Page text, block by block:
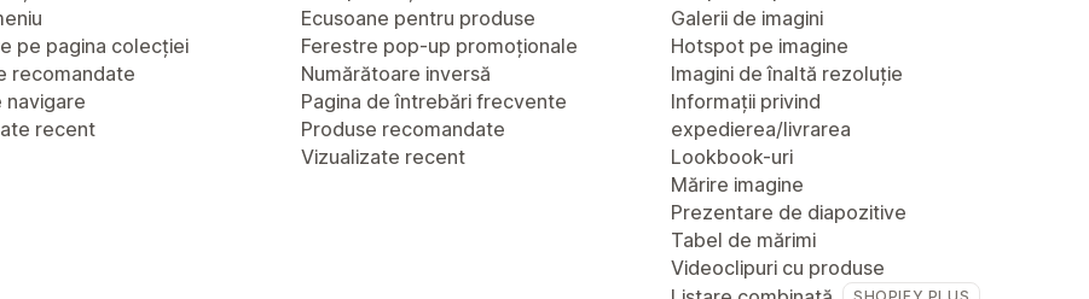
pe pagina colecției
recomandate
navigare
recent
Ecusoane pentru produse
Ferestre pop-up promoționale
Numărătoare inversă
Pagina de întrebări frecvente
Produse recomandate
Vizualizate recent
Galerii de imagini
Hotspot pe imagine
Imagini de înaltă rezoluție
Informații privind
expedierea/livrarea
Lookbook-uri
Mărire imagine
Prezentare de diapozitive
Tabel de mărimi
Videoclipuri cu produse